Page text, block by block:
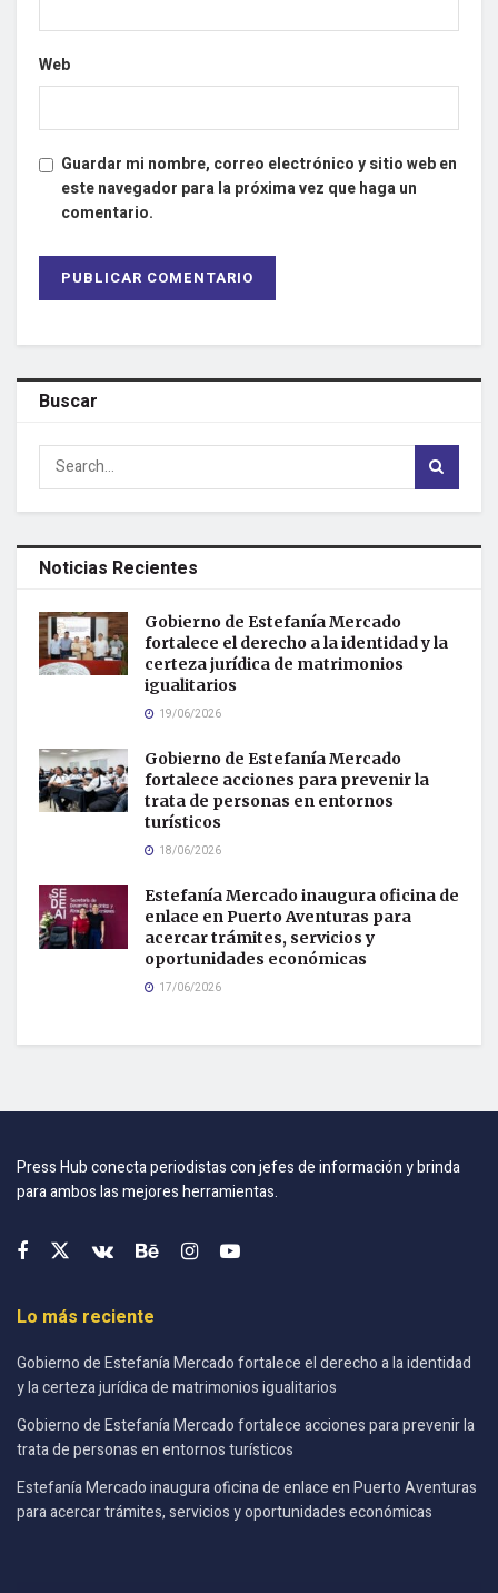
Web
Guardar mi nombre, correo electrónico y sitio web en
este navegador para la próxima vez que haga un
comentario.
Buscar
Noticias Recientes
Gobierno de Estefanía Mercado
fortalece el derecho a la identidad y la
certeza jurídica de matrimonios
igualitarios
19/06/2026
Gobierno de Estefanía Mercado
fortalece acciones para prevenir la
trata de personas en entornos
turísticos
18/06/2026
Estefanía Mercado inaugura oficina de
enlace en Puerto Aventuras para
acercar trámites, servicios y
oportunidades económicas
17/06/2026
Press Hub conecta periodistas con jefes de información y brinda
para ambos las mejores herramientas.
Lo más reciente
Gobierno de Estefanía Mercado fortalece el derecho a la identidad
y la certeza jurídica de matrimonios igualitarios
Gobierno de Estefanía Mercado fortalece acciones para prevenir la
trata de personas en entornos turísticos
Estefanía Mercado inaugura oficina de enlace en Puerto Aventuras
para acercar trámites, servicios y oportunidades económicas